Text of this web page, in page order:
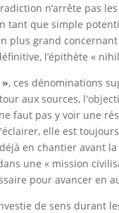
n’arrête pas
tant que simple
grand
l’épithète «
», ces dénominations
aux sources,
faut pas y voir une
elle est
en chantier avant
une « mission
pour avancer en
de sens durant